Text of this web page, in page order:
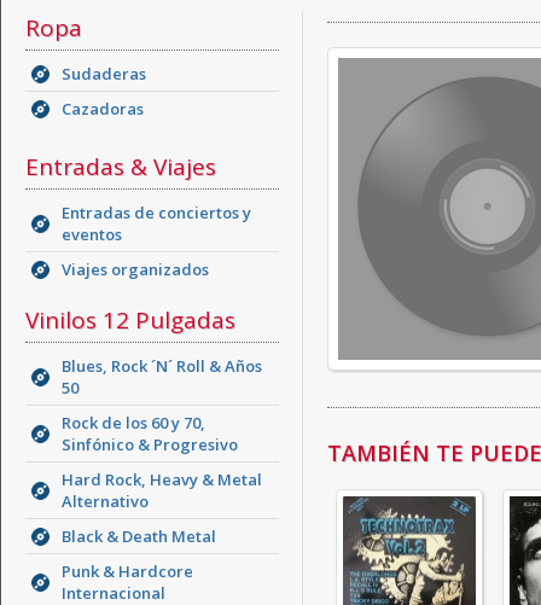
Ropa
Sudaderas
Cazadoras
Entradas & Viajes
Entradas de conciertos y
eventos
Viajes organizados
Vinilos 12 Pulgadas
Blues, Rock ´N´ Roll & Años
50
Rock de los 60 y 70,
Sinfónico & Progresivo
Hard Rock, Heavy & Metal
Alternativo
Black & Death Metal
Punk & Hardcore
Internacional
TAMBIÉN TE